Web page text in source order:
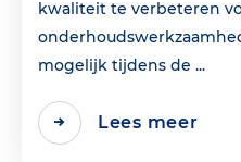
kwaliteit te verbeteren
mogelijk tijdens de ...
Lees meer